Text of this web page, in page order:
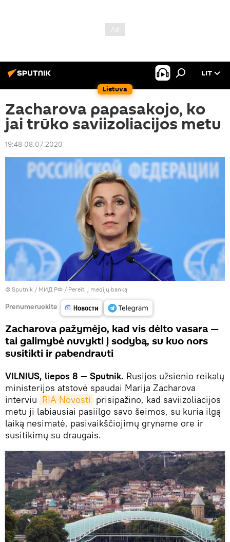
Lietuva
LIT
Zacharova papasakojo, ko
jai trūko saviizoliacijos metu
19:48 08.07.2020
© Sputnik / МИД РФ / Pereiti į medijų banką
Prenumeruokite
Zacharova pažymėjo, kad vis dėlto vasara —
tai galimybė nuvykti į sodybą, su kuo nors
susitikti ir pabendrauti
VILNIUS, liepos 8 — Sputnik. Rusijos užsienio reikalų
ministerijos atstovė spaudai Marija Zacharova
interviu RIA Novosti prisipažino, kad saviizoliacijos
metu ji labiausiai pasiilgo savo šeimos, su kuria ilgą
laiką nesimatė, pasivaikščiojimų gryname ore ir
susitikimų su draugais.